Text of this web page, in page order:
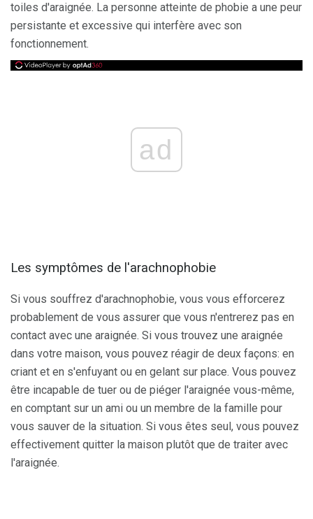
toiles d'araignée. La personne atteinte de phobie a une peur
persistante et excessive qui interfère avec son
fonctionnement.
ad
Les symptômes de l'arachnophobie
Si vous souffrez d'arachnophobie, vous vous efforcerez
probablement de vous assurer que vous n'entrerez pas en
contact avec une araignée. Si vous trouvez une araignée
dans votre maison, vous pouvez réagir de deux façons: en
criant et en s'enfuyant ou en gelant sur place. Vous pouvez
être incapable de tuer ou de piéger l'araignée vous-même,
en comptant sur un ami ou un membre de la famille pour
vous sauver de la situation. Si vous êtes seul, vous pouvez
effectivement quitter la maison plutôt que de traiter avec
l'araignée.